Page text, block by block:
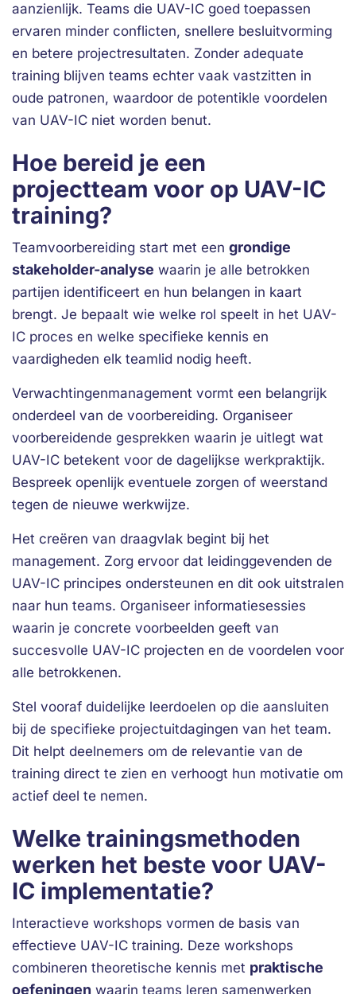
aanzienlijk. Teams die UAV-IC goed toepassen
ervaren minder conflicten, snellere besluitvorming
en betere projectresultaten. Zonder adequate
training blijven teams echter vaak vastzitten in
oude patronen, waardoor de potentikle voordelen
van UAV-IC niet worden benut.
Hoe bereid je een
projectteam voor op UAV-IC
training?
Teamvoorbereiding start met een grondige
stakeholder-analyse waarin je alle betrokken
partijen identificeert en hun belangen in kaart
brengt. Je bepaalt wie welke rol speelt in het UAV-
IC proces en welke specifieke kennis en
vaardigheden elk teamlid nodig heeft.
Verwachtingenmanagement vormt een belangrijk
onderdeel van de voorbereiding. Organiseer
voorbereidende gesprekken waarin je uitlegt wat
UAV-IC betekent voor de dagelijkse werkpraktijk.
Bespreek openlijk eventuele zorgen of weerstand
tegen de nieuwe werkwijze.
Het creëren van draagvlak begint bij het
management. Zorg ervoor dat leidinggevenden de
UAV-IC principes ondersteunen en dit ook uitstralen
naar hun teams. Organiseer informatiesessies
waarin je concrete voorbeelden geeft van
succesvolle UAV-IC projecten en de voordelen voor
alle betrokkenen.
Stel vooraf duidelijke leerdoelen op die aansluiten
bij de specifieke projectuitdagingen van het team.
Dit helpt deelnemers om de relevantie van de
training direct te zien en verhoogt hun motivatie om
actief deel te nemen.
Welke trainingsmethoden
werken het beste voor UAV-
IC implementatie?
Interactieve workshops vormen de basis van
effectieve UAV-IC training. Deze workshops
combineren theoretische kennis met praktische
oefeningen waarin teams leren samenwerken